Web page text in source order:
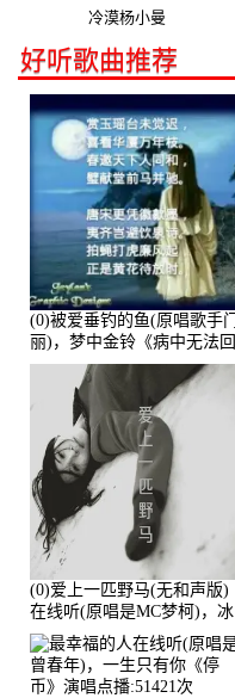
冷漠杨小曼
好听歌曲推荐
(0)被爱垂钓的鱼(原唱歌手门
丽)，梦中金铃《病中无法回
复大家》在线演唱3586分
(0)爱上一匹野马(无和声版)
在线听(原唱是MC梦柯)，冰
鑫Asce演唱点播:178815次